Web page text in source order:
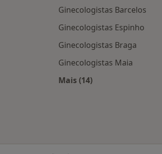
Ginecologistas Barcelos
Ginecologistas Espinho
Ginecologistas Braga
Ginecologistas Maia
Mais (14)